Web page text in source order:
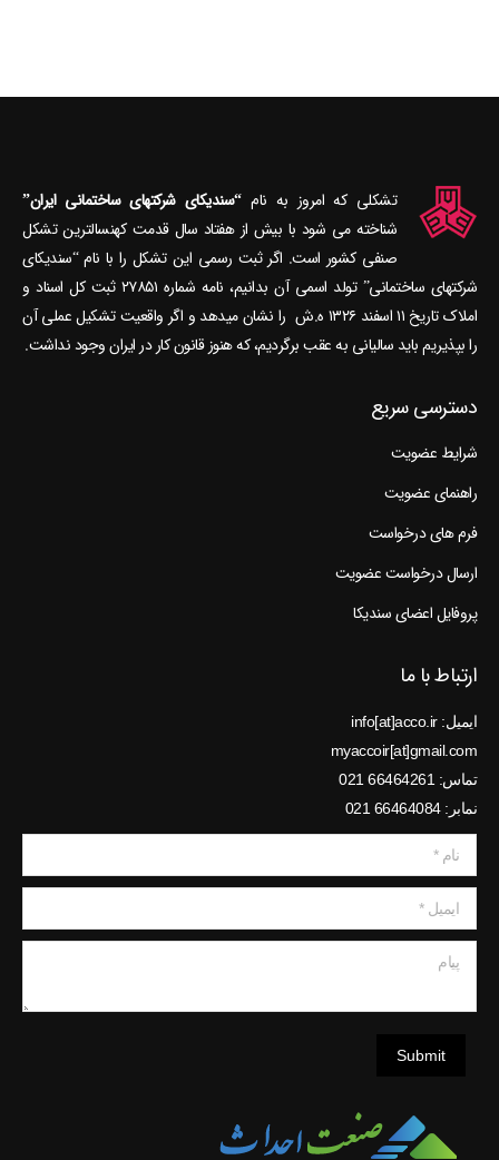
تشکلی که امروز به نام“سندیکای شرکتهای ساختمانی ایران”
شناخته می‎ شود با بیش از هفتاد سال قدمت کهنسال‎ترین تشکل
صنفی کشور است. اگر ثبت رسمی این تشکل را با نام “سندیکای
شرکتهای ساختمانی” تولد اسمی آن بدانیم، نامه شماره ۲۷۸۵۱ ثبت کل اسناد و
املاک تاریخ ۱۱ اسفند ۱۳۲۶ ه.ش را نشان می‎دهد و اگر واقعیت تشکیل عملی آن
را بپذیریم باید سالیانی به عقب برگردیم، که هنوز قانون کار در ایران وجود نداشت.
دسترسی سریع
شرایط عضویت
راهنمای عضویت
فرم های درخواست
ارسال درخواست عضویت
پروفایل اعضای سندیکا
ارتباط با ما
ایمیل: info[at]acco.ir
myaccoir[at]gmail.com
تماس: 66464261 021
نمابر: 66464084 021
نام *
ایمیل *
Submit